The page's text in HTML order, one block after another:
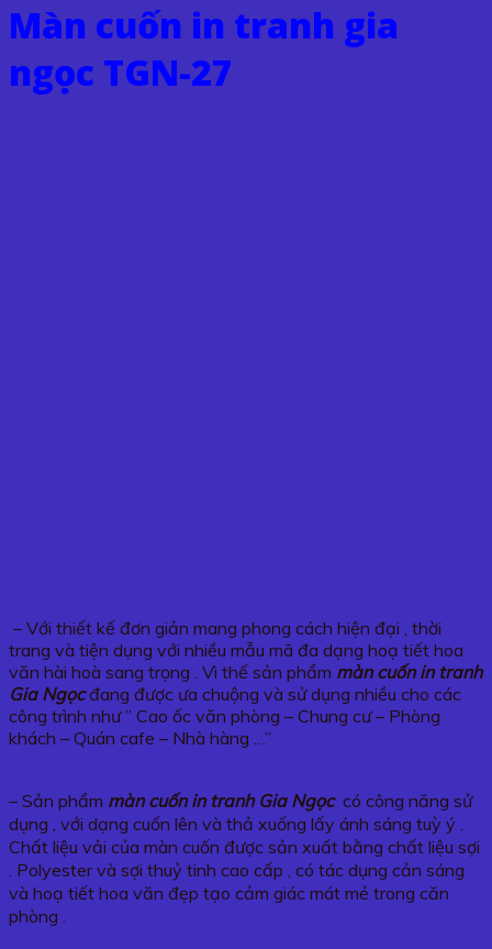
số
lượng
Màn cuốn in tranh gia
ngọc TGN-27
– Với thiết kế đơn giản mang phong cách hiện đại , thời
trang và tiện dụng với nhiều mẫu mã đa dạng hoạ tiết hoa
văn hài hoà sang trọng . Vì thế sản phẩm màn cuốn in tranh
Gia Ngọcđang được ưa chuộng và sử dụng nhiều cho các
công trình như ” Cao ốc văn phòng – Chung cư – Phòng
khách – Quán cafe – Nhà hàng …”
– Sản phẩm màn cuốn in tranh Gia Ngọccó công năng sử
dụng , với dạng cuốn lên và thả xuống lấy ánh sáng tuỳ ý .
Chất liệu vải của màn cuốn được sản xuất bằng chất liệu sợi
. Polyester và sợi thuỷ tinh cao cấp , có tác dụng cản sáng
và hoạ tiết hoa văn đẹp tạo cảm giác mát mẻ trong căn
phòng .